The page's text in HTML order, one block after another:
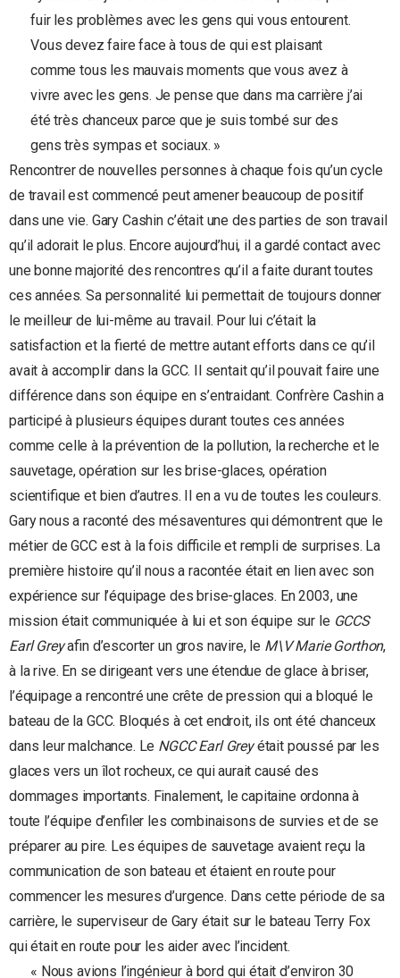
fuir les problèmes avec les gens qui vous entourent.
Vous devez faire face à tous de qui est plaisant
comme tous les mauvais moments que vous avez à
vivre avec les gens. Je pense que dans ma carrière j’ai
été très chanceux parce que je suis tombé sur des
gens très sympas et sociaux. »
Rencontrer de nouvelles personnes à chaque fois qu’un cycle
de travail est commencé peut amener beaucoup de positif
dans une vie. Gary Cashin c’était une des parties de son travail
qu’il adorait le plus. Encore aujourd’hui, il a gardé contact avec
une bonne majorité des rencontres qu’il a faite durant toutes
ces années. Sa personnalité lui permettait de toujours donner
le meilleur de lui-même au travail. Pour lui c’était la
satisfaction et la fierté de mettre autant efforts dans ce qu’il
avait à accomplir dans la GCC. Il sentait qu’il pouvait faire une
différence dans son équipe en s’entraidant. Confrère Cashin a
participé à plusieurs équipes durant toutes ces années
comme celle à la prévention de la pollution, la recherche et le
sauvetage, opération sur les brise-glaces, opération
scientifique et bien d’autres. Il en a vu de toutes les couleurs.
Gary nous a raconté des mésaventures qui démontrent que le
métier de GCC est à la fois difficile et rempli de surprises. La
première histoire qu’il nous a racontée était en lien avec son
expérience sur l’équipage des brise-glaces. En 2003, une
mission était communiquée à lui et son équipe sur le GCCS
Earl Greyafin d’escorter un gros navire, le M\V Marie Gorthon,
à la rive. En se dirigeant vers une étendue de glace à briser,
l’équipage a rencontré une crête de pression qui a bloqué le
bateau de la GCC. Bloqués à cet endroit, ils ont été chanceux
dans leur malchance. Le NGCC Earl Greyétait poussé par les
glaces vers un îlot rocheux, ce qui aurait causé des
dommages importants. Finalement, le capitaine ordonna à
toute l’équipe d’enfiler les combinaisons de survies et de se
préparer au pire. Les équipes de sauvetage avaient reçu la
communication de son bateau et étaient en route pour
commencer les mesures d’urgence. Dans cette période de sa
carrière, le superviseur de Gary était sur le bateau Terry Fox
qui était en route pour les aider avec l’incident.
« Nous avions l’ingénieur à bord qui était d’environ 30